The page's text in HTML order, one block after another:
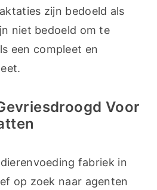
zijn bedoeld als
niet bedoeld om te
een compleet en
Voor
fabriek in
op zoek naar agenten